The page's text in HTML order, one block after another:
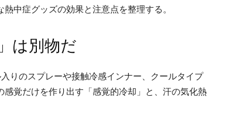
中症グッズの効果と注意点を整理する。
は別物だ
りのスプレーや接触冷感インナー、クールタイプ
覚だけを作り出す「感覚的冷却」と、汗の気化熱